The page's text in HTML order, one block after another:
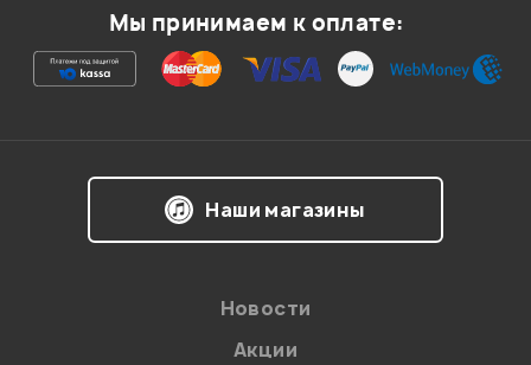
Ваша оценка:
Мы принимаем к оплате:
Наши магазины
Новости
Акции